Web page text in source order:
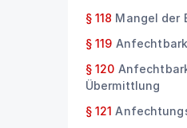
§ 118 Mangel der
§ 119
§ 120
Übermittlung
§ 121